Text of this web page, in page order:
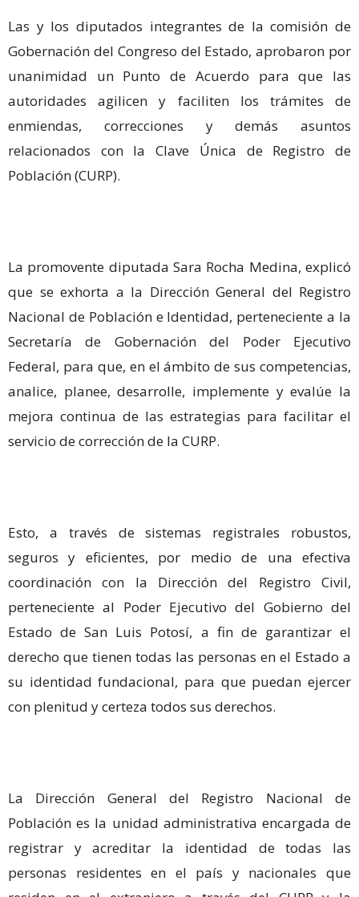
Las y los diputados integrantes de la comisión de
Gobernación del Congreso del Estado, aprobaron por
unanimidad un Punto de Acuerdo para que las
autoridades agilicen y faciliten los trámites de
enmiendas, correcciones y demás asuntos
relacionados con la Clave Única de Registro de
Población (CURP).
La promovente diputada Sara Rocha Medina, explicó
que se exhorta a la Dirección General del Registro
Nacional de Población e Identidad, perteneciente a la
Secretaría de Gobernación del Poder Ejecutivo
Federal, para que, en el ámbito de sus competencias,
analice, planee, desarrolle, implemente y evalúe la
mejora continua de las estrategias para facilitar el
servicio de corrección de la CURP.
Esto, a través de sistemas registrales robustos,
seguros y eficientes, por medio de una efectiva
coordinación con la Dirección del Registro Civil,
perteneciente al Poder Ejecutivo del Gobierno del
Estado de San Luis Potosí, a fin de garantizar el
derecho que tienen todas las personas en el Estado a
su identidad fundacional, para que puedan ejercer
con plenitud y certeza todos sus derechos.
La Dirección General del Registro Nacional de
Población es la unidad administrativa encargada de
registrar y acreditar la identidad de todas las
personas residentes en el país y nacionales que